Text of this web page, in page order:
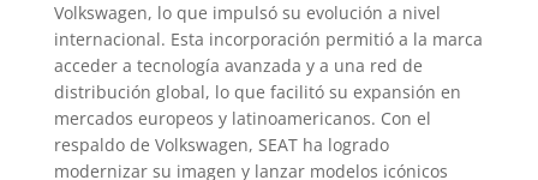
Volkswagen, lo que impulsó su evolución a nivel
internacional. Esta incorporación permitió a la marca
acceder a tecnología avanzada y a una red de
distribución global, lo que facilitó su expansión en
mercados europeos y latinoamericanos. Con el
respaldo de Volkswagen, SEAT ha logrado
modernizar su imagen y lanzar modelos icónicos